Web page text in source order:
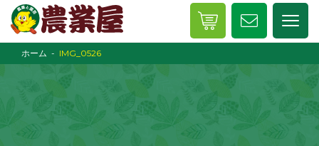
ホーム IMG_0526